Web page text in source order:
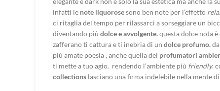
infatti le note liquorosesono ben note per l’effetto
ci ritaglia del tempo per rilassarci a sorseggiare un
diventando più dolce e avvolgente.questa dolce nota
zafferano ti cattura e ti inebria di un dolce profumo.
più amate poesia , anche quella dei profumatori
ti mette a tuo agio. rendendo l’ambiente più friendly.
collections lasciano una firma indelebile nella mente